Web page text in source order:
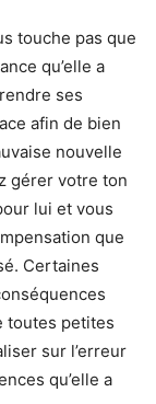
touche pas que
qu’elle a
ses
afin de bien
nouvelle
gérer votre ton
lui et vous
que
Certaines
toutes petites
sur l’erreur
qu’elle a